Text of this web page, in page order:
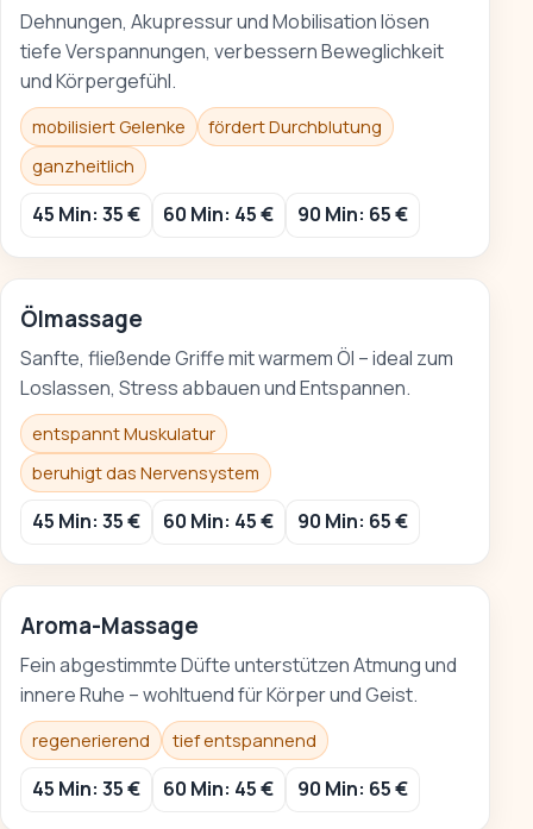
Dehnungen, Akupressur und Mobilisation lösen
tiefe Verspannungen, verbessern Beweglichkeit
und Körpergefühl.
mobilisiert Gelenke
fördert Durchblutung
ganzheitlich
45 Min: 35 € 60 Min: 45 € 90 Min: 65 €
Ölmassage
Sanfte, fließende Griffe mit warmem Öl – ideal zum
Loslassen, Stress abbauen und Entspannen.
entspannt Muskulatur
beruhigt das Nervensystem
45 Min: 35 € 60 Min: 45 € 90 Min: 65 €
Aroma-Massage
Fein abgestimmte Düfte unterstützen Atmung und
innere Ruhe – wohltuend für Körper und Geist.
regenerierend tief entspannend
45 Min: 35 € 60 Min: 45 € 90 Min: 65 €